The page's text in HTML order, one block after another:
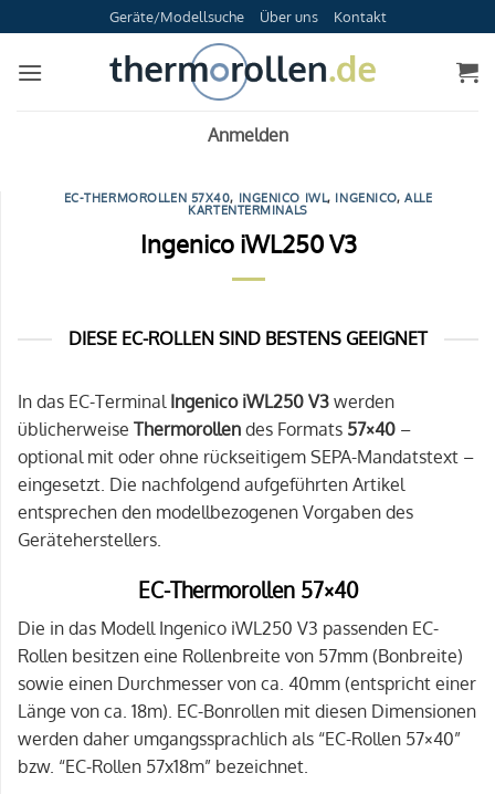
Inhalt
springen
Geräte/Modellsuche Über uns Kontakt
Anmelden
EC-THERMOROLLEN 57X40, INGENICO IWL, INGENICO,ALLE
KARTENTERMINALS
Ingenico iWL250 V3
DIESE EC-ROLLEN SIND BESTENS GEEIGNET
In das EC-Terminal Ingenico iWL250 V3 werden
üblicherweise Thermorollen des Formats 57×40 –
optional mit oder ohne rückseitigem SEPA-Mandatstext –
eingesetzt. Die nachfolgend aufgeführten Artikel
entsprechen den modellbezogenen Vorgaben des
Geräteherstellers.
EC-Thermorollen 57×40
Die in das Modell Ingenico iWL250 V3 passenden EC-
Rollen besitzen eine Rollenbreite von 57mm (Bonbreite)
sowie einen Durchmesser von ca. 40mm (entspricht einer
Länge von ca. 18m). EC-Bonrollen mit diesen Dimensionen
werden daher umgangssprachlich als “EC-Rollen 57×40”
bzw. “EC-Rollen 57x18m” bezeichnet.